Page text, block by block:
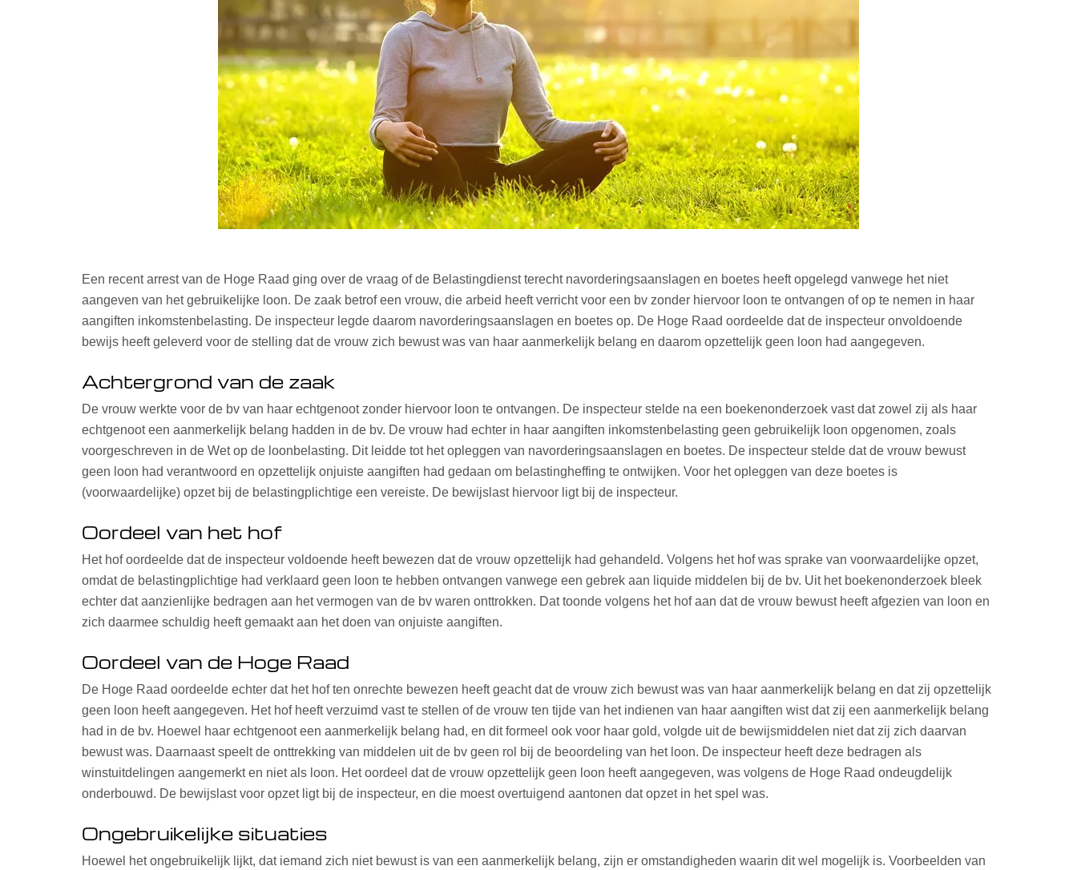
Een recent arrest van de Hoge Raad ging over de vraag of de Belastingdienst terecht navorderingsaanslagen en boetes heeft opgelegd vanwege het niet
aangeven van het gebruikelijke loon. De zaak betrof een vrouw, die arbeid heeft verricht voor een bv zonder hiervoor loon te ontvangen of op te nemen in haar
aangiften inkomstenbelasting. De inspecteur legde daarom navorderingsaanslagen en boetes op. De Hoge Raad oordeelde dat de inspecteur onvoldoende
bewijs heeft geleverd voor de stelling dat de vrouw zich bewust was van haar aanmerkelijk belang en daarom opzettelijk geen loon had aangegeven.
Achtergrond van de zaak
De vrouw werkte voor de bv van haar echtgenoot zonder hiervoor loon te ontvangen. De inspecteur stelde na een boekenonderzoek vast dat zowel zij als haar
echtgenoot een aanmerkelijk belang hadden in de bv. De vrouw had echter in haar aangiften inkomstenbelasting geen gebruikelijk loon opgenomen, zoals
voorgeschreven in de Wet op de loonbelasting. Dit leidde tot het opleggen van navorderingsaanslagen en boetes. De inspecteur stelde dat de vrouw bewust
geen loon had verantwoord en opzettelijk onjuiste aangiften had gedaan om belastingheffing te ontwijken. Voor het opleggen van deze boetes is
(voorwaardelijke) opzet bij de belastingplichtige een vereiste. De bewijslast hiervoor ligt bij de inspecteur.
Oordeel van het hof
Het hof oordeelde dat de inspecteur voldoende heeft bewezen dat de vrouw opzettelijk had gehandeld. Volgens het hof was sprake van voorwaardelijke opzet,
omdat de belastingplichtige had verklaard geen loon te hebben ontvangen vanwege een gebrek aan liquide middelen bij de bv. Uit het boekenonderzoek bleek
echter dat aanzienlijke bedragen aan het vermogen van de bv waren onttrokken. Dat toonde volgens het hof aan dat de vrouw bewust heeft afgezien van loon en
zich daarmee schuldig heeft gemaakt aan het doen van onjuiste aangiften.
Oordeel van de Hoge Raad
De Hoge Raad oordeelde echter dat het hof ten onrechte bewezen heeft geacht dat de vrouw zich bewust was van haar aanmerkelijk belang en dat zij opzettelijk
geen loon heeft aangegeven. Het hof heeft verzuimd vast te stellen of de vrouw ten tijde van het indienen van haar aangiften wist dat zij een aanmerkelijk belang
had in de bv. Hoewel haar echtgenoot een aanmerkelijk belang had, en dit formeel ook voor haar gold, volgde uit de bewijsmiddelen niet dat zij zich daarvan
bewust was. Daarnaast speelt de onttrekking van middelen uit de bv geen rol bij de beoordeling van het loon. De inspecteur heeft deze bedragen als
winstuitdelingen aangemerkt en niet als loon. Het oordeel dat de vrouw opzettelijk geen loon heeft aangegeven, was volgens de Hoge Raad ondeugdelijk
onderbouwd. De bewijslast voor opzet ligt bij de inspecteur, en die moest overtuigend aantonen dat opzet in het spel was.
Ongebruikelijke situaties
Hoewel het ongebruikelijk lijkt, dat iemand zich niet bewust is van een aanmerkelijk belang, zijn er omstandigheden waarin dit wel mogelijk is. Voorbeelden van